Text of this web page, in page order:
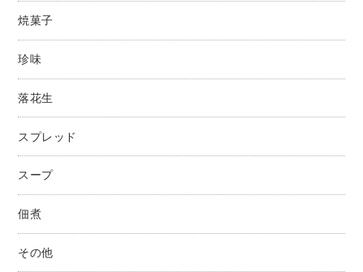
焼菓子
珍味
落花生
スプレッド
スープ
佃煮
その他